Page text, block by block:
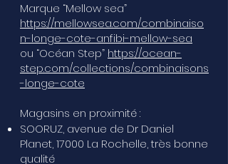
Marque “Mellow sea”
https://mellowsea.com/combinaiso
n-longe-cote-anfibi-mellow-sea
ou “Océan Step” https://ocean-
step.com/collections/combinaisons
-longe-cote
Magasins en proximité :
SOORUZ, avenue de Dr Daniel
Planet, 17000 La Rochelle, très bonne
qualité